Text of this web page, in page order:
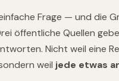
Frage — und die
öffentliche Quellen
Nicht weil eine
weil jede etwas